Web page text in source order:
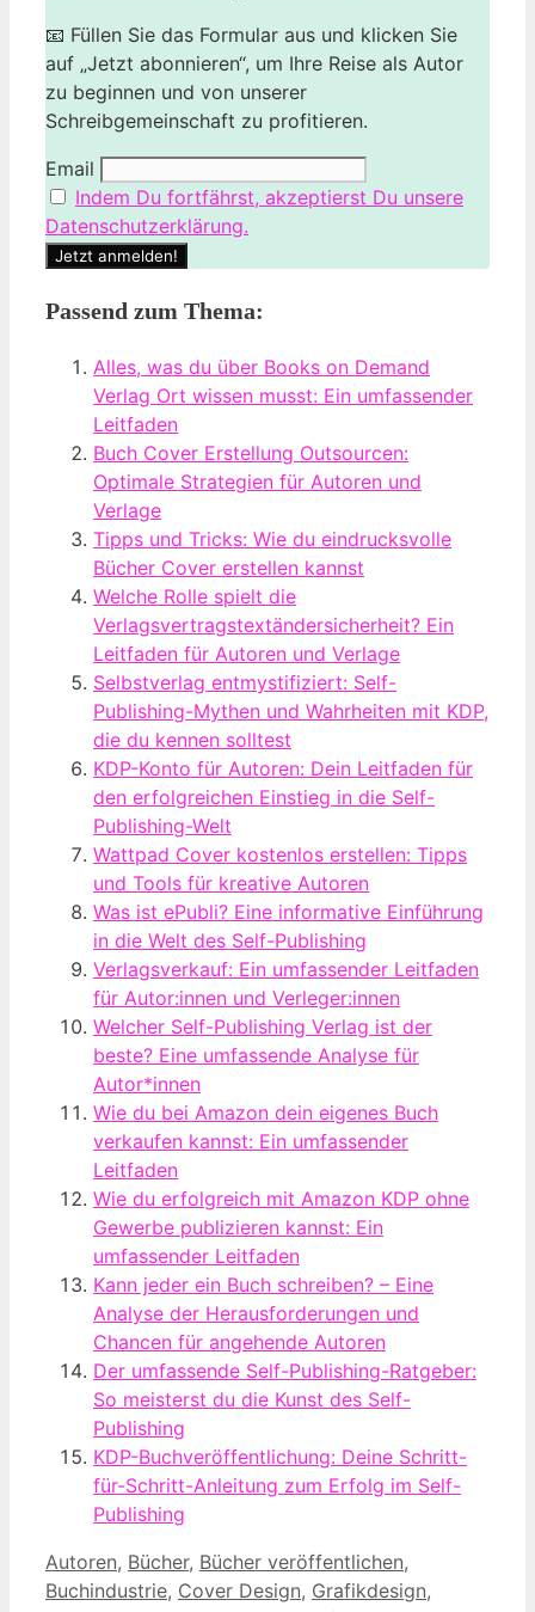
📧 Füllen Sie das Formular aus und klicken Sie
auf „Jetzt abonnieren“, um Ihre Reise als Autor
zu beginnen und von unserer
Schreibgemeinschaft zu profitieren.
Email
Indem Du fortfährst, akzeptierst Du unsere
Datenschutzerklärung.
Passend zum Thema:
Alles, was du über Books on Demand
Verlag Ort wissen musst: Ein umfassender
Leitfaden
Buch Cover Erstellung Outsourcen:
Optimale Strategien für Autoren und
Verlage
Tipps und Tricks: Wie du eindrucksvolle
Bücher Cover erstellen kannst
Welche Rolle spielt die
Verlagsvertragstextändersicherheit? Ein
Leitfaden für Autoren und Verlage
Selbstverlag entmystifiziert: Self-
Publishing-Mythen und Wahrheiten mit KDP,
die du kennen solltest
KDP-Konto für Autoren: Dein Leitfaden für
den erfolgreichen Einstieg in die Self-
Publishing-Welt
Wattpad Cover kostenlos erstellen: Tipps
und Tools für kreative Autoren
Was ist ePubli? Eine informative Einführung
in die Welt des Self-Publishing
Verlagsverkauf: Ein umfassender Leitfaden
für Autor:innen und Verleger:innen
Welcher Self-Publishing Verlag ist der
beste? Eine umfassende Analyse für
Autor*innen
Wie du bei Amazon dein eigenes Buch
verkaufen kannst: Ein umfassender
Leitfaden
Wie du erfolgreich mit Amazon KDP ohne
Gewerbe publizieren kannst: Ein
umfassender Leitfaden
Kann jeder ein Buch schreiben? – Eine
Analyse der Herausforderungen und
Chancen für angehende Autoren
Der umfassende Self-Publishing-Ratgeber:
So meisterst du die Kunst des Self-
Publishing
KDP-Buchveröffentlichung: Deine Schritt-
für-Schritt-Anleitung zum Erfolg im Self-
Publishing
Kategorien
Autoren, Bücher, Bücher veröffentlichen,
Buchindustrie, Cover Design, Grafikdesign,